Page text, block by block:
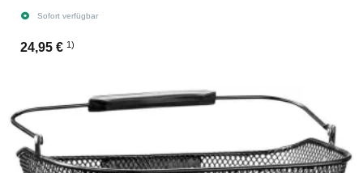
Sofort verfügbar
24,95 € 1)